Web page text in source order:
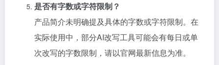
是否有字数或字符限制？
产品简介未明确提及具体的字数或字符限制。在
实际使用中，部分AI改写工具可能会有每日或单
次改写的字数限制，请以官网最新信息为准。